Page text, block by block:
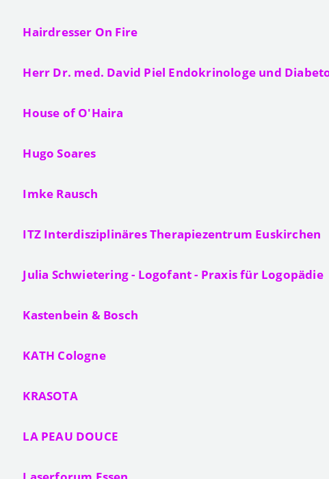
Hairdresser On Fire
Herr Dr. med. David Piel Endokrinologe und
House of O'Haira
Hugo Soares
Imke Rausch
ITZ Interdisziplinäres Therapiezentrum Euskirchen
Julia Schwietering - Logofant - Praxis für Logopädie
Kastenbein & Bosch
KATH Cologne
KRASOTA
LA PEAU DOUCE